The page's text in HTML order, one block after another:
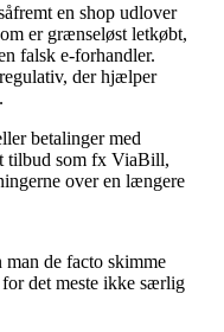
en shop udlover
er grænseløst letkøbt,
falsk e-forhandler.
der hjælper
betalinger med
tilbud som fx ViaBill,
over en længere
de facto skimme
det meste ikke særlig